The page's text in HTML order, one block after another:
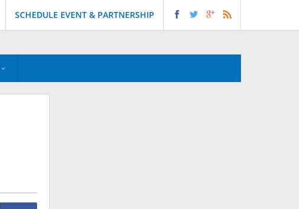
SCHEDULE EVENT & PARTNERSHIP